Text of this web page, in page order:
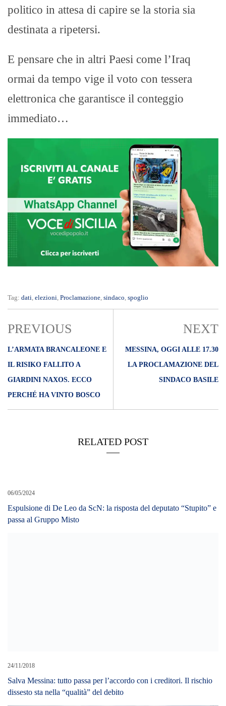
politico in attesa di capire se la storia sia
destinata a ripetersi.
E pensare che in altri Paesi come l’Iraq
ormai da tempo vige il voto con tessera
elettronica che garantisce il conteggio
immediato…
Tag: dati, elezioni, Proclamazione, sindaco, spoglio
PREVIOUS
L’ARMATA BRANCALEONE E
IL RISIKO FALLITO A
GIARDINI NAXOS. ECCO
PERCHÉ HA VINTO BOSCO
NEXT
MESSINA, OGGI ALLE 17.30
LA PROCLAMAZIONE DEL
SINDACO BASILE
RELATED POST
06/05/2024
Espulsione di De Leo da ScN: la risposta del deputato “Stupito” e
passa al Gruppo Misto
24/11/2018
Salva Messina: tutto passa per l’accordo con i creditori. Il rischio
dissesto sta nella “qualità” del debito